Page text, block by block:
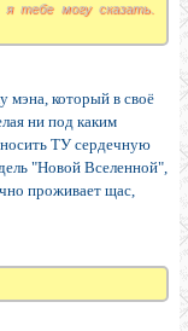
тебе могу сказать.
мэна, который в своё
ни под каким
ТУ сердечную
"Новой Вселенной",
проживает щас,